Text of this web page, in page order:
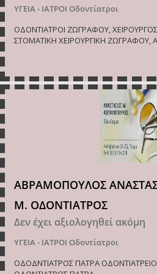
ΥΓΕΙΑ - ΙΑΤΡΟΙ Οδοντίατροι
ΟΔΟΝΤΙΑΤΡΟΙ ΖΩΓΡΑΦΟΥ,
ΣΤΟΜΑΤΙΚΗ ΧΕΙΡΟΥΡΓΙΚΗ ΖΩΓΡΑΦΟΥ,
ΑΒΡΑΜΟΠΟΥΛΟΣ
Μ. ΟΔΟΝΤΙΑΤΡΟΣ
Δεν έχει αξιολογηθεί ακόμη
ΥΓΕΙΑ - ΙΑΤΡΟΙ Οδοντίατροι
ΟΔΟΔΝΤΙΑΤΡΟΣ ΠΑΤΡΑ